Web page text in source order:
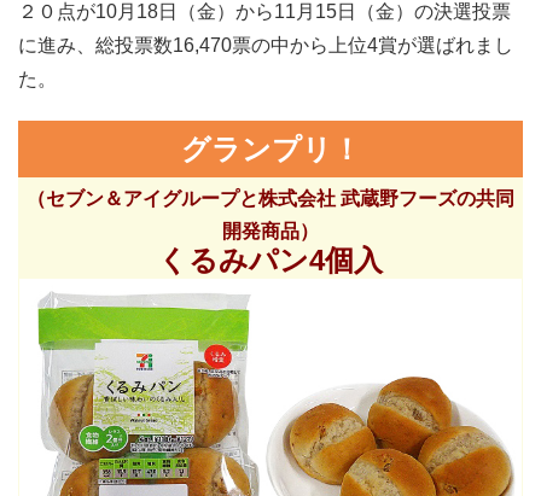
２０点が10月18日（金）から11月15日（金）の決選投票
に進み、総投票数16,470票の中から上位4賞が選ばれまし
た。
グランプリ！
（セブン＆アイグループと株式会社 武蔵野フーズの共同
開発商品）
くるみパン4個入